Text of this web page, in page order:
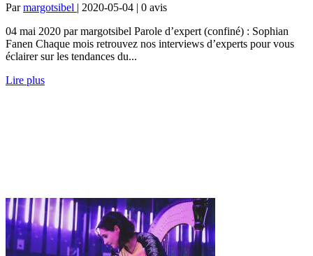
Parmargotsibel | 2020-05-04 | 0 avis
04 mai 2020 par margotsibel Parole d’expert (confiné) : Sophian
Fanen Chaque mois retrouvez nos interviews d’experts pour vous
éclairer sur les tendances du...
Lire plus